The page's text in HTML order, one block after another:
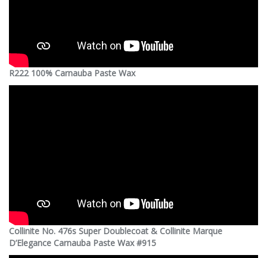
R222 100% Carnauba Paste Wax
Collinite No. 476s Super Doublecoat & Collinite Marque
D’Elegance Carnauba Paste Wax #915